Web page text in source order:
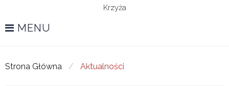
Krzyża
MENU
Strona Główna / Aktualności